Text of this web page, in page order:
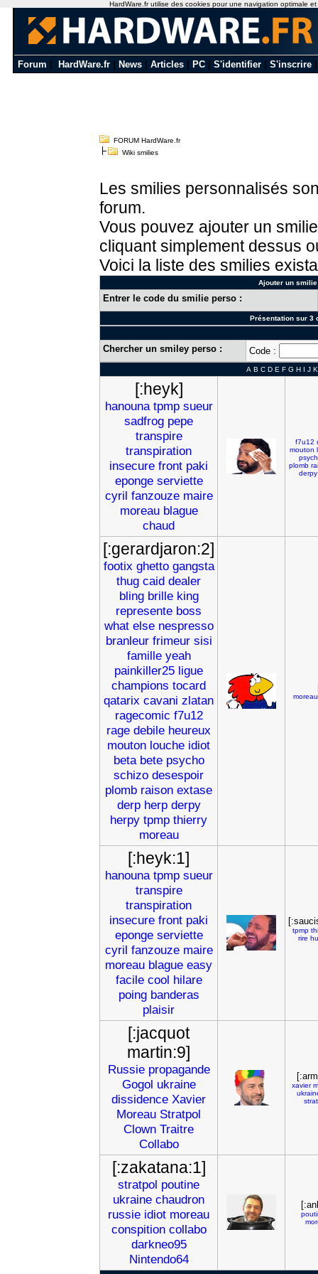
Forum HardWare.fr News Articles PC S'identifier S'inscrire
FORUM HardWare.fr
Wiki smilies
Les smilies personnalisés
forum.
Vous pouvez ajouter un
cliquant simplement dessus
Voici la liste des smilies
Ajouter un
Entrer le code du smilie perso :
Présentation sur 3
Chercher un smiley perso : Code :
A B C D E F G H I J K
[:heyk]
hanouna tpmp sueur
sadfrog pepe
transpire
transpiration
insecure front paki
eponge serviette
cyril fanzouze maire
moreau blague
chaud
f7u12
mouton
plomb
derpy
[:gerardjaron:2]
footix ghetto gangsta
thug caid dealer
bling brille king
represente boss
what else nespresso
branleur frimeur sisi
famille yeah
painkiller25 ligue
champions tocard
qatarix cavani zlatan
ragecomic f7u12
rage debile heureux
mouton louche idiot
beta bete psycho
schizo desespoir
plomb raison extase
derp herp derpy
herpy tpmp thierry
moreau
moreau
[:heyk:1]
hanouna tpmp sueur
transpire
transpiration
insecure front paki
eponge serviette
cyril fanzouze maire
moreau blague easy
facile cool hilare
poing banderas
plaisir
tpmp
rire
[:jacquot
martin:9]
Russie propagande
Gogol ukraine
dissidence Xavier
Moreau Stratpol
Clown Traitre
Collabo
xavier
[:zakatana:1]
stratpol poutine
ukraine chaudron
russie idiot moreau
conspition collabo
darkneo95
Nintendo64
HardWare.fr utilise des cookies pour une navigation optimale